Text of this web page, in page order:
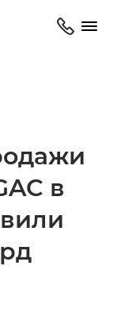
в